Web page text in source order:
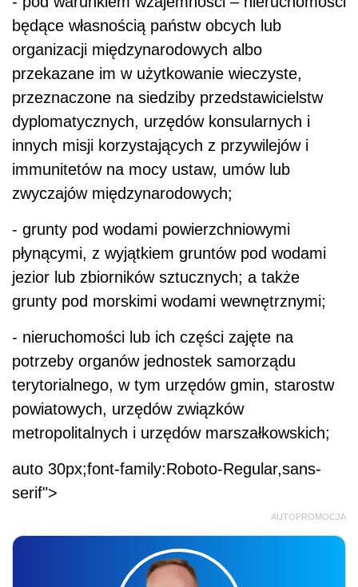
będące własnością państw obcych lub
organizacji międzynarodowych albo
przekazane im w użytkowanie wieczyste,
przeznaczone na siedziby przedstawicielstw
dyplomatycznych, urzędów konsularnych i
innych misji korzystających z przywilejów i
immunitetów na mocy ustaw, umów lub
zwyczajów międzynarodowych;
- grunty pod wodami powierzchniowymi
płynącymi, z wyjątkiem gruntów pod wodami
jezior lub zbiorników sztucznych; a także
grunty pod morskimi wodami wewnętrznymi;
- nieruchomości lub ich części zajęte na
potrzeby organów jednostek samorządu
terytorialnego, w tym urzędów gmin, starostw
powiatowych, urzędów związków
metropolitalnych i urzędów marszałkowskich;
auto 30px;font-family:Roboto-Regular,sans-
serif">
AUTOPROMOCJA